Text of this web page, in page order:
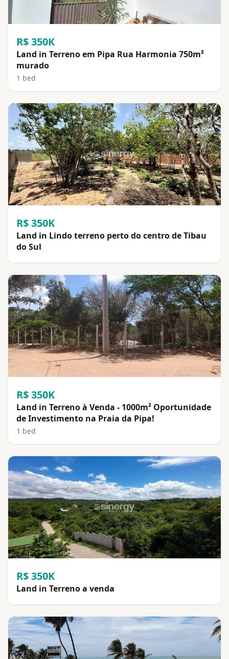
R$ 350K
Land in Terreno em Pipa Rua Harmonia 750m²
murado
1 bed
R$ 350K
Land in Lindo terreno perto do centro de Tibau
do Sul
R$ 350K
Land in Terreno à Venda - 1000m² Oportunidade
de Investimento na Praia da Pipa!
1 bed
R$ 350K
Land in Terreno a venda